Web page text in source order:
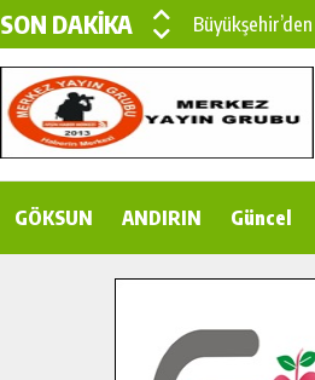
SON DAKİKA
Büyükşehir’den
Çin’den
Gençler
İlçe Jandarma
GÖKSUN ANDIRIN Güncel